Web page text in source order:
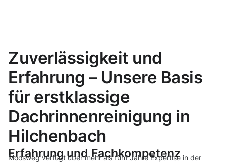
Zuverlässigkeit und
Erfahrung – Unsere Basis
für erstklassige
Dachrinnenreinigung in
Hilchenbach
Erfahrung und Fachkompetenz
Moosweg verfügt über mehr als fünf Jahre Expertise in der